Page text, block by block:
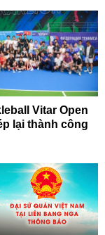
Vitar Open
lại thành công